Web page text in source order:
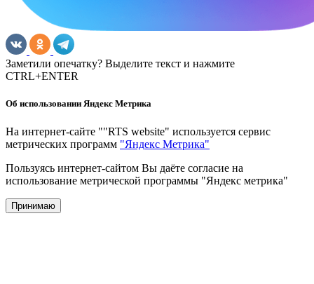
Заметили опечатку? Выделите текст и нажмите
CTRL+ENTER
Об использовании Яндекс Метрика
На интернет-сайте ""RTS website" используется сервис
метрических программ "Яндекс Метрика"
Пользуясь интернет-сайтом Вы даёте согласие на
использование метрической программы "Яндекс метрика"
Принимаю